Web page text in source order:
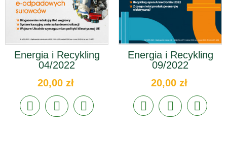
Energia i Recykling
04/2022
20,00 zł
Energia i Recykling
09/2022
20,00 zł